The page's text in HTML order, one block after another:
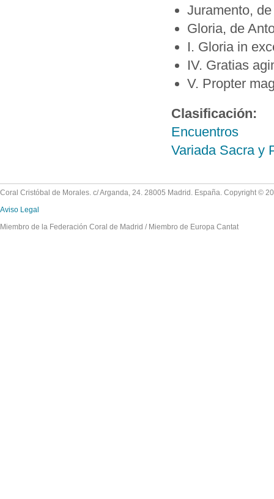
Juramento,
Gloria, de
I. Gloria in
IV. Gratias
V. Propter
Clasificación:
Encuentros
Variada Sacra y
Coral Cristóbal de Morales. c/ Arganda, 24. 28005 Madrid. España. Copyright ©
Aviso Legal
Miembro de la Federación Coral de Madrid / Miembro de Europa Cantat